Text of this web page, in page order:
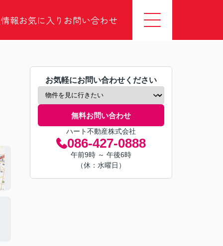
報お気に入り お問い合わせ
お気軽にお問い合わせください
無料お問い合わせ
ハート不動産株式会社
086-427-0888
午前9時 ～ 午後6時
（休：水曜日）